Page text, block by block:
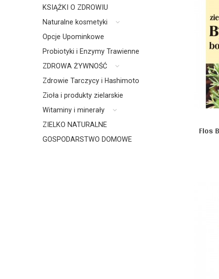
KSIĄŻKI O ZDROWIU
Naturalne kosmetyki
Opcje Upominkowe
Probiotyki i Enzymy Trawienne
ZDROWA ŻYWNOŚĆ
Zdrowie Tarczycy i Hashimoto
Zioła i produkty zielarskie
Witaminy i minerały
ZIELKO NATURALNE
GOSPODARSTWO DOMOWE
Flos